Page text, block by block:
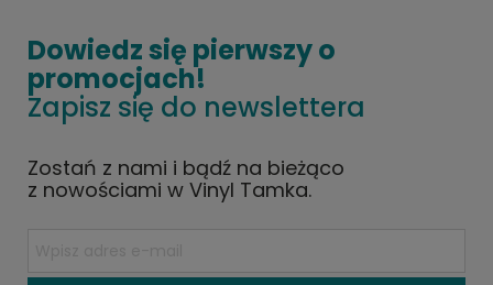
Dowiedz się pierwszy o
promocjach!
Zapisz się do newslettera
Zostań z nami i bądź na bieżąco
z nowościami w Vinyl Tamka.